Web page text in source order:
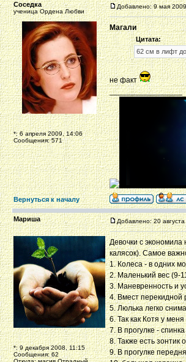
Соседка
ученица Ордена Любви
*: 6 апреля 2009, 14:06
Сообщения: 571
Добавлено: 9 мая
Магали
Цитата:
62 см в лифт
не факт
_________________
Вернуться к началу
Мариша
*: 9 декабря 2008, 11:15
Сообщения: 62
Добавлено: 20
Девочки с
калясок). Самое
1. Колеса - в одних
2. Маленький вес (9-
3. Маневренность и
4. Вмест перекидной
5. Люлька легко
6. Так как Котя у
7. В прогулке -
8. Также есть зонтик
9. В прогулке